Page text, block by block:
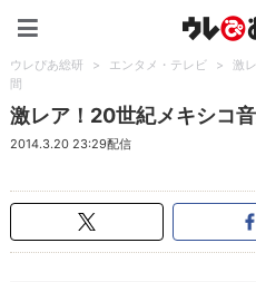
ウレぴあ総研 > エンタメ・テレビ >
激
間
激レア！20世紀メキシコ
2014.3.20 23:29配信